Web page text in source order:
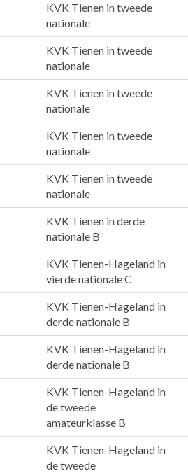
KVK Tienen in tweede
nationale
KVK Tienen in tweede
nationale
KVK Tienen in tweede
nationale
KVK Tienen in tweede
nationale
KVK Tienen in tweede
nationale
KVK Tienen in derde
nationale B
KVK Tienen-Hageland in
vierde nationale C
KVK Tienen-Hageland in
derde nationale B
KVK Tienen-Hageland in
derde nationale B
KVK Tienen-Hageland in
de tweede
amateurklasse B
KVK Tienen-Hageland in
de tweede